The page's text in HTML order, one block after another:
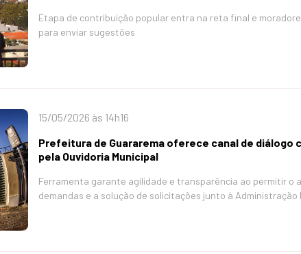
Etapa de contribuição popular entra na reta final e
para enviar sugestões
15/05/2026 às 14h16
Prefeitura de Guararema oferece canal de diálogo
pela Ouvidoria Municipal
Ferramenta garante agilidade e transparência ao permitir o
demandas e a solução de solicitações junto à Administração